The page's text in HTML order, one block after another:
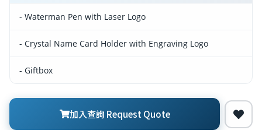
- Waterman Pen with Laser Logo
- Crystal Name Card Holder with Engraving Logo
- Giftbox
加入查詢 Request Quote